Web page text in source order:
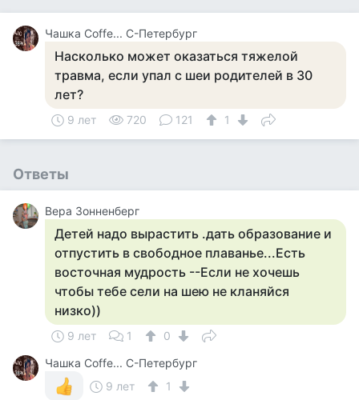
Чашка Cоffe... С-Петербург
Насколько может оказаться тяжелой
травма, если упал с шеи родителей в 30
лет?
9 лет 720 121 1
Ответы
Вера Зонненберг
Детей надо вырастить .дать образование и
отпустить в свободное плаванье...Есть
восточная мудрость --Если не хочешь
чтобы тебе сели на шею не кланяйся
низко))
9 лет 1
0
Чашка Cоffe... С-Петербург
9 лет
1